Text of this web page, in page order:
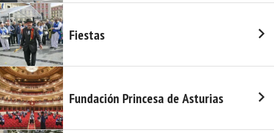
Fiestas
Fundación Princesa de Asturias